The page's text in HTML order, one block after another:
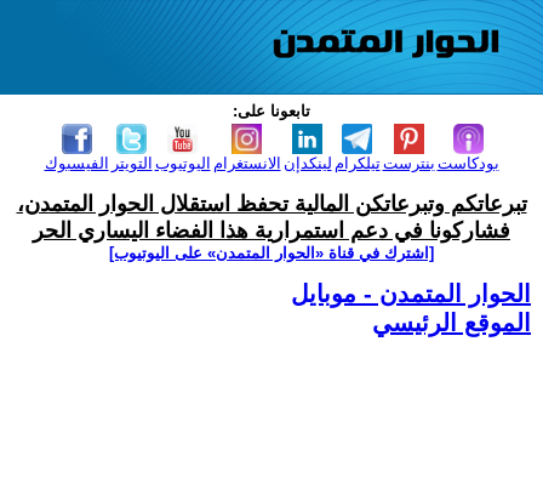
تابعونا على:
الفيسبوك التويتر اليوتيوب الانستغرام لينكدإن تيلكرامبنترست بودكاست
تبرعاتكم وتبرعاتكن المالية تحفظ استقلال الحوار المتمدن،
فشاركونا في دعم استمرارية هذا الفضاء اليساري الحر
[اشترك في قناة ‫«الحوار المتمدن» على اليوتيوب]
الحوار المتمدن - موبايل
الموقع الرئيسي